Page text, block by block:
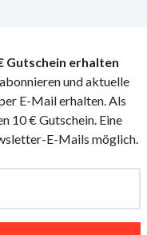
Gutschein erhalten
und aktuelle
E-Mail erhalten. Als
10 € Gutschein. Eine
E-Mails möglich.